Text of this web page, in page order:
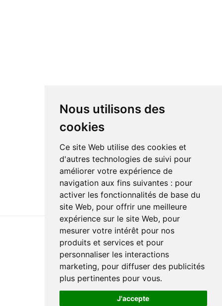
Nous utilisons des
cookies
Ce site Web utilise des cookies et
d'autres technologies de suivi pour
améliorer votre expérience de
navigation aux fins suivantes : pour
activer les fonctionnalités de base du
site Web, pour offrir une meilleure
expérience sur le site Web, pour
mesurer votre intérêt pour nos
produits et services et pour
personnaliser les interactions
marketing, pour diffuser des publicités
plus pertinentes pour vous.
J'accepte
Dernière mise à jour : 15 avril 2024
Accessibilité
Documentation
Réalisation du site